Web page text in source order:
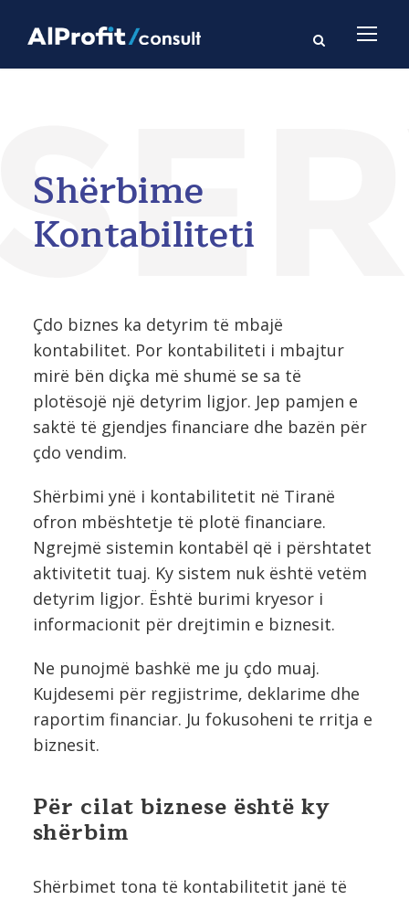
Shërbime
Kontabiliteti
Çdo biznes ka detyrim të mbajë
kontabilitet. Por kontabiliteti i mbajtur
mirë bën diçka më shumë se sa të
plotësojë një detyrim ligjor. Jep pamjen e
saktë të gjendjes financiare dhe bazën për
çdo vendim.
Shërbimi ynë i kontabilitetit në Tiranë
ofron mbështetje të plotë financiare.
Ngrejmë sistemin kontabël që i përshtatet
aktivitetit tuaj. Ky sistem nuk është vetëm
detyrim ligjor. Është burimi kryesor i
informacionit për drejtimin e biznesit.
Ne punojmë bashkë me ju çdo muaj.
Kujdesemi për regjistrime, deklarime dhe
raportim financiar. Ju fokusoheni te rritja e
biznesit.
Për cilat biznese është ky
shërbim
Shërbimet tona të kontabilitetit janë të